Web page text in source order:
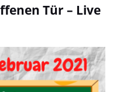
Tür – Live